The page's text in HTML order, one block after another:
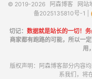
© 2019-2026 阿森博客 网站
备2025135810号-1
切记： 数据就是站长的一切！务
商家都有跑路的可能，所以一
用
版权声明：阿森博客部分内容
系我们，将